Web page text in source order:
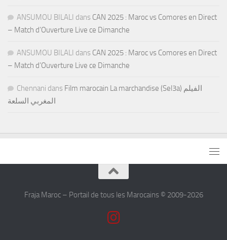
ANSUMOU BILALI dans CAN 2025 : Maroc vs Comores en Direct
– Match d’Ouverture Live ce Dimanche
ANSUMOU BILALI dans CAN 2025 : Maroc vs Comores en Direct
– Match d’Ouverture Live ce Dimanche
Chennani dans Film marocain La marchandise (Sel3a) الفيلم
المغربي السلعة
Fraja Maroc – Portail de tous les Marocains © 2009-2026